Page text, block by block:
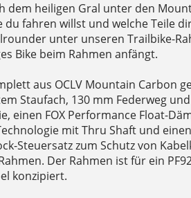
dem heiligen Gral unter den
du fahren willst und welche Teile
unter unseren Trailbike-
Bike beim Rahmen anfängt.
aus OCLV Mountain Carbon
Staufach, 130 mm Federweg
einen FOX Performance Float-
mit Thru Shaft und
Steuersatz zum Schutz von
Der Rahmen ist für ein
konzipiert.